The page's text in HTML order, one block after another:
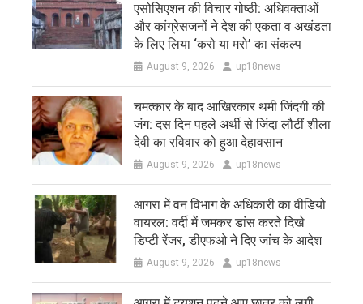
एसोसिएशन की विचार गोष्ठी: अधिवक्ताओं
और कांग्रेसजनों ने देश की एकता व अखंडता
के लिए लिया ‘करो या मरो’ का संकल्प
August 9, 2026 up18news
चमत्कार के बाद आखिरकार थमी जिंदगी की
जंग: दस दिन पहले अर्थी से जिंदा लौटीं शीला
देवी का रविवार को हुआ देहावसान
August 9, 2026 up18news
आगरा में वन विभाग के अधिकारी का वीडियो
वायरल: वर्दी में जमकर डांस करते दिखे
डिप्टी रेंजर, डीएफओ ने दिए जांच के आदेश
August 9, 2026 up18news